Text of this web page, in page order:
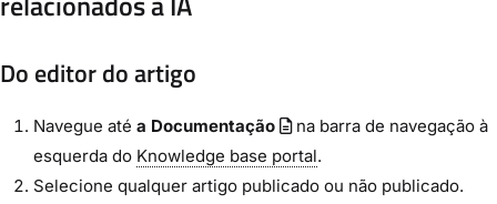
Do editor do artigo
Navegue até a Documentação
na barra de navegação à
esquerda do Knowledge base portal.
Selecione qualquer artigo publicado ou não publicado.